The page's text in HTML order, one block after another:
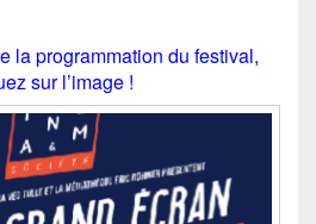
la programmation du festival,
sur l’image !